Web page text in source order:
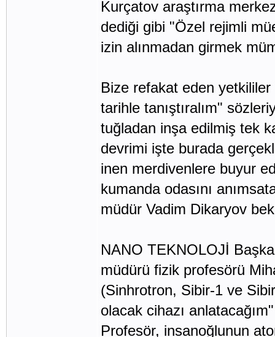
Kurçatov araştırma
dediği gibi "Özel rejimli
izin alınmadan girmek
Bize refakat eden
tarihle tanıştıralım"
tuğladan inşa edilmiş tek
devrimi işte burada
inen merdivenlere buyur
kumanda odasını
müdür Vadim Dikaryov
NANO TEKNOLOJİ
müdürü fizik profesörü
(Sinhrotron, Sibir-1 ve
olacak cihazı
Profesör, insanoğlunun